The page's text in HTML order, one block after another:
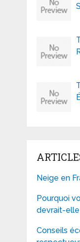
Neige en
Pourquoi
devrait-
Conseils